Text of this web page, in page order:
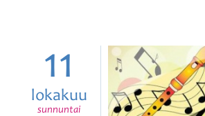
11
lokakuu
sunnuntai